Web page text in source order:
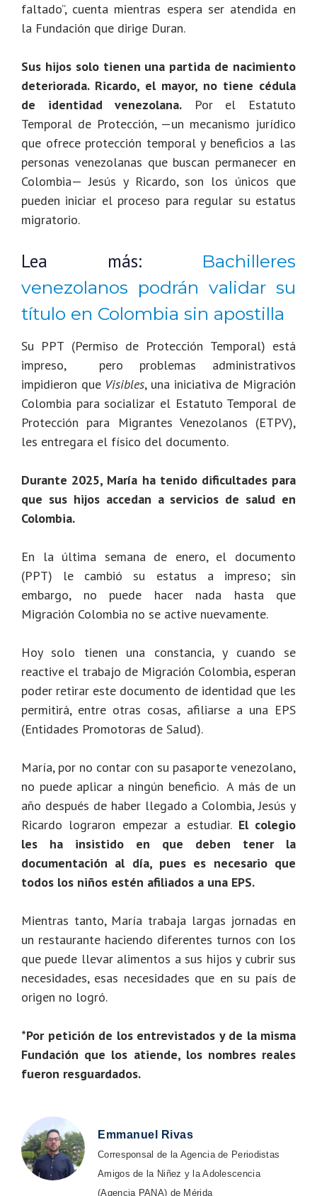
faltado”, cuenta mientras espera ser atendida en
la Fundación que dirige Duran.
Sus hijos solo tienen una partida de nacimiento
deteriorada. Ricardo, el mayor, no tiene cédula
de identidad venezolana. Por el Estatuto
Temporal de Protección, —un mecanismo jurídico
que ofrece protección temporal y beneficios a las
personas venezolanas que buscan permanecer en
Colombia— Jesús y Ricardo, son los únicos que
pueden iniciar el proceso para regular su estatus
migratorio.
Lea más:
Bachilleres
venezolanos podrán validar su
título en Colombia sin apostilla
Su PPT (Permiso de Protección Temporal) está
impreso, pero problemas administrativos
impidieron que Visibles, una iniciativa de Migración
Colombia para socializar el Estatuto Temporal de
Protección para Migrantes Venezolanos (ETPV),
les entregara el físico del documento.
Durante 2025, María ha tenido dificultades para
que sus hijos accedan a servicios de salud en
Colombia.
En la última semana de enero, el documento
(PPT) le cambió su estatus a impreso; sin
embargo, no puede hacer nada hasta que
Migración Colombia no se active nuevamente.
Hoy solo tienen una constancia, y cuando se
reactive el trabajo de Migración Colombia, esperan
poder retirar este documento de identidad que les
permitirá, entre otras cosas, afiliarse a una EPS
(Entidades Promotoras de Salud).
María, por no contar con su pasaporte venezolano,
no puede aplicar a ningún beneficio.A más de un
año después de haber llegado a Colombia, Jesús y
Ricardo lograron empezar a estudiar. El colegio
les ha insistido en que deben tener la
documentación al día, pues es necesario que
todos los niños estén afiliados a una EPS.
Mientras tanto, María trabaja largas jornadas en
un restaurante haciendo diferentes turnos con los
que puede llevar alimentos a sus hijos y cubrir sus
necesidades, esas necesidades que en su país de
origen no logró.
*Por petición de los entrevistados y de la misma
Fundación que los atiende, los nombres reales
fueron resguardados.
Emmanuel Rivas
Corresponsal de la Agencia de Periodistas
Amigos de la Niñez y la Adolescencia
(Agencia PANA) de Mérida